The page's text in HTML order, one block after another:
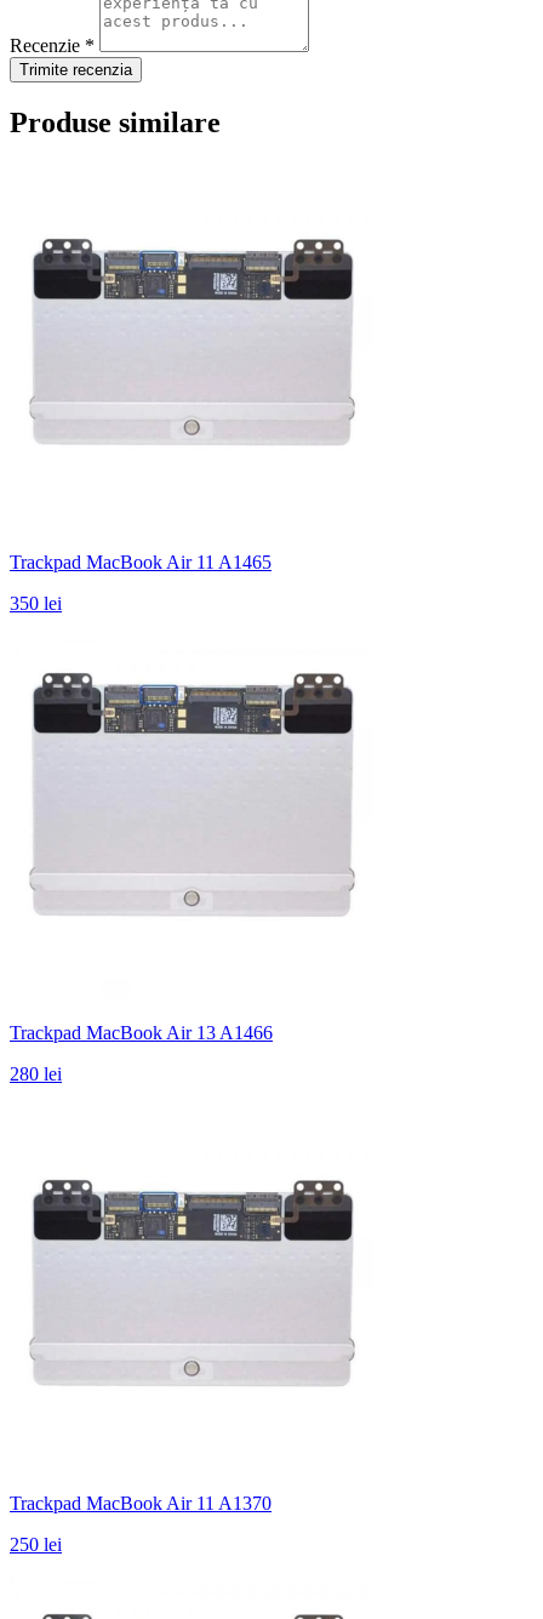
Recenzie *
Trimite recenzia
Produse similare
Trackpad MacBook Air 11 A1465
350 lei
Trackpad MacBook Air 13 A1466
280 lei
Trackpad MacBook Air 11 A1370
250 lei